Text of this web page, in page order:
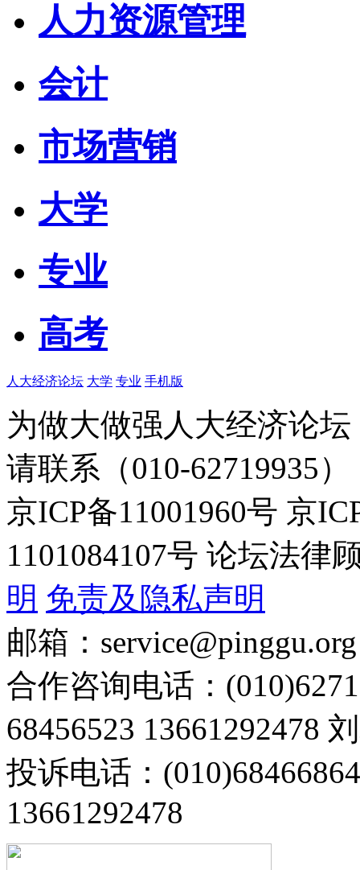
人力资源管理
会计
市场营销
大学
专业
高考
人大经济论坛 大学 专业 手机版
为做大做强人大经济论
请联系（010-62719935）
京ICP备11001960号 京
1101084107号 论坛法律
明 免责及隐私声明
邮箱：service@pinggu.org
合作咨询电话：
68456523 13661292478
投诉电话：
13661292478